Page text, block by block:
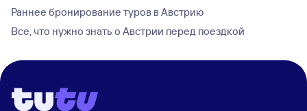
Раннее бронирование туров в Австрию
Все, что нужно знать о Австрии перед поездкой